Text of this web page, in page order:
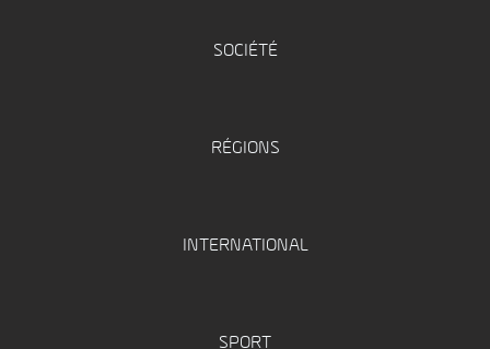
SOCIÉTÉ
RÉGIONS
INTERNATIONAL
SPORT